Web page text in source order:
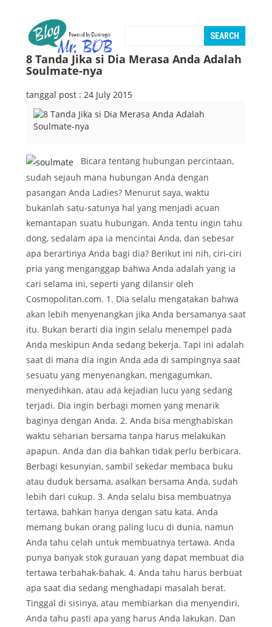
8 Tanda Jika si Dia Merasa Anda Adalah
Soulmate-nya
tanggal post : 24 July 2015
Bicara tentang hubungan percintaan,
sudah sejauh mana hubungan Anda dengan
pasangan Anda Ladies? Menurut saya, waktu
bukanlah satu-satunya hal yang menjadi acuan
kemantapan suatu hubungan. Anda tentu ingin tahu
dong, sedalam apa ia mencintai Anda, dan sebesar
apa berartinya Anda bagi dia? Berikut ini nih, ciri-ciri
pria yang menganggap bahwa Anda adalah yang ia
cari selama ini, seperti yang dilansir oleh
Cosmopolitan.com. 1. Dia selalu mengatakan bahwa
akan lebih menyenangkan jika Anda bersamanya saat
itu. Bukan berarti dia ingin selalu menempel pada
Anda meskipun Anda sedang bekerja. Tapi ini adalah
saat di mana dia ingin Anda ada di sampingnya saat
sesuatu yang menyenangkan, mengagumkan,
menyedihkan, atau ada kejadian lucu yang sedang
terjadi. Dia ingin berbagi momen yang menarik
baginya dengan Anda. 2. Anda bisa menghabiskan
waktu seharian bersama tanpa harus melakukan
apapun. Anda dan dia bahkan tidak perlu berbicara.
Berbagi kesunyian, sambil sekedar membaca buku
atau duduk bersama, asalkan bersama Anda, sudah
lebih dari cukup. 3. Anda selalu bisa membuatnya
tertawa, bahkan hanya dengan satu kata. Anda
memang bukan orang paling lucu di dunia, namun
Anda tahu celah untuk membuatnya tertawa. Anda
punya banyak stok gurauan yang dapat membuat dia
tertawa terbahak-bahak. 4. Anda tahu harus berbuat
apa saat dia sedang menghadapi masalah berat.
Tinggal di sisinya, atau membiarkan dia menyendiri,
Anda tahu pasti apa yang harus Anda lakukan. Dan